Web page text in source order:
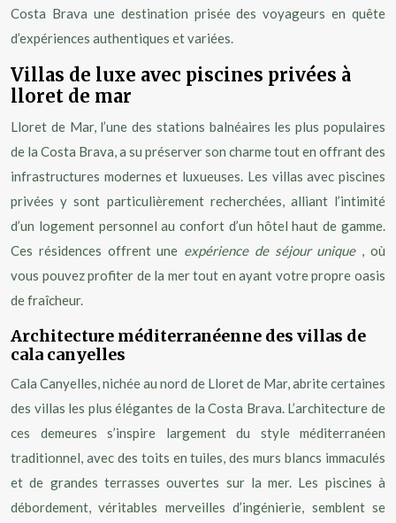
Costa Brava une destination prisée des voyageurs en quête
d’expériences authentiques et variées.
Villas de luxe avec piscines privées à
lloret de mar
Lloret de Mar, l’une des stations balnéaires les plus populaires
de la Costa Brava, a su préserver son charme tout en offrant des
infrastructures modernes et luxueuses. Les villas avec piscines
privées y sont particulièrement recherchées, alliant l’intimité
d’un logement personnel au confort d’un hôtel haut de gamme.
Ces résidences offrent une expérience de séjour unique , où
vous pouvez profiter de la mer tout en ayant votre propre oasis
de fraîcheur.
Architecture méditerranéenne des villas de
cala canyelles
Cala Canyelles, nichée au nord de Lloret de Mar, abrite certaines
des villas les plus élégantes de la Costa Brava. L’architecture de
ces demeures s’inspire largement du style méditerranéen
traditionnel, avec des toits en tuiles, des murs blancs immaculés
et de grandes terrasses ouvertes sur la mer. Les piscines à
débordement, véritables merveilles d’ingénierie, semblent se